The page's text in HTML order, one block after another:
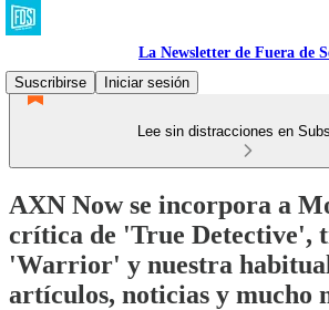
La Newsletter de Fuera de
Suscribirse
Iniciar sesión
Lee sin distracciones en
AXN Now se incorpora a
crítica de 'True Detective',
'Warrior' y nuestra
artículos, noticias y mucho